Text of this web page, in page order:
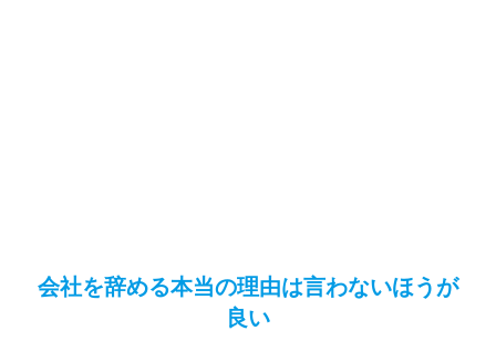
会社を辞める本当の理由は言わないほうが
良い